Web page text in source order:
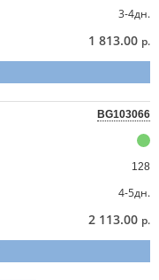
3-4дн.
1 813.00 р.
BG103066
128
4-5дн.
2 113.00 р.